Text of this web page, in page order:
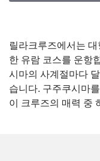
릴라크루즈에서는
한 유람 코스를 운항
시마의 사계절마다
습니다. 구주쿠시마
이 크루즈의 매력 중